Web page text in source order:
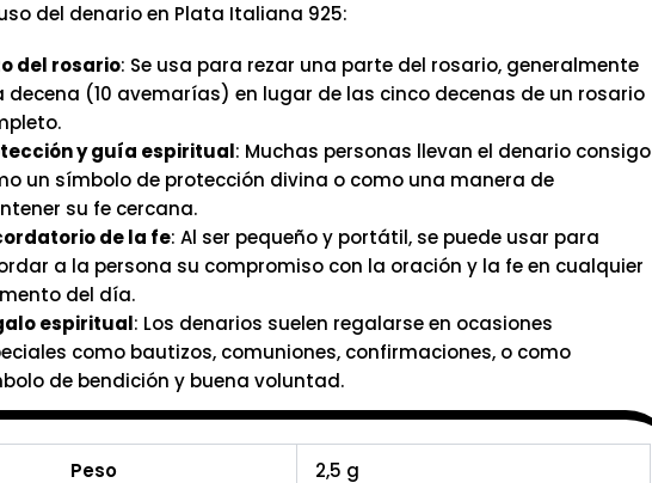
del denario en Plata Italiana 925:
del rosario: Se usa para rezar una parte del rosario, generalmente
decena (10 avemarías) en lugar de las cinco decenas de un rosario
y guía espiritual: Muchas personas llevan el denario consigo
un símbolo de protección divina o como una manera de
su fe cercana.
de la fe: Al ser pequeño y portátil, se puede usar para
a la persona su compromiso con la oración y la fe en cualquier
del día.
espiritual: Los denarios suelen regalarse en ocasiones
como bautizos, comuniones, confirmaciones, o como
de bendición y buena voluntad.
Peso 2,5 g